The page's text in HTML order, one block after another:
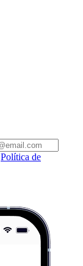
Política de